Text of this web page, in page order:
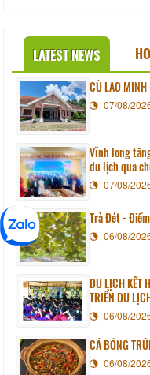
LATEST NEWS
CÙ LAO MINH
07/08/
Vĩnh long
du lịch qua
Sunchang
07/08/
Trà Đét -
06/08/
DU LỊCH KẾT
TRIỂN DU
06/08/
CÁ BÓNG
06/08/